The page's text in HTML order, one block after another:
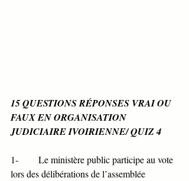
15 QUESTIONS RÉPONSES VRAI OU
FAUX EN ORGANISATION
JUDICIAIRE IVOIRIENNE/ QUIZ 4
1-       Le ministère public participe au vote
lors des délibérations de l’assemblée